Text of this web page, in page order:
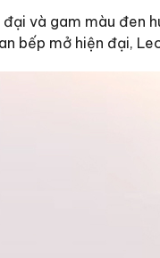
và gam màu đen
bếp mở hiện đại,